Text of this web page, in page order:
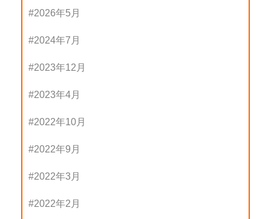
2026年5月
2024年7月
2023年12月
2023年4月
2022年10月
2022年9月
2022年3月
2022年2月